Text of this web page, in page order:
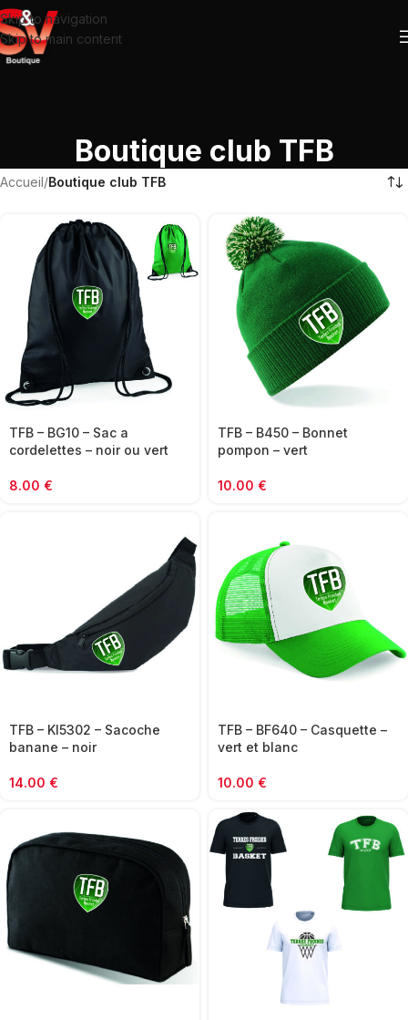
Skip to navigation
Skip to main content
Boutique club TFB
Accueil/Boutique club TFB
TFB – BG10 – Sac a
cordelettes – noir ou vert
8.00 €
TFB – B450 – Bonnet
pompon – vert
10.00 €
TFB – KI5302 – Sacoche
banane – noir
14.00 €
TFB – BF640 – Casquette –
vert et blanc
10.00 €